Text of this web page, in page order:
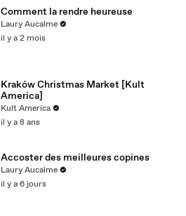
Comment la rendre heureuse
Laury Aucalme
il y a 2 mois
Kraków Christmas Market [Kult
America]
Kult America
il y a 8 ans
Accoster des meilleures copines
Laury Aucalme
il y a 6 jours